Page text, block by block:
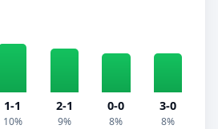
1-1
10%
2-1
9%
0-0
8%
3-0
8%